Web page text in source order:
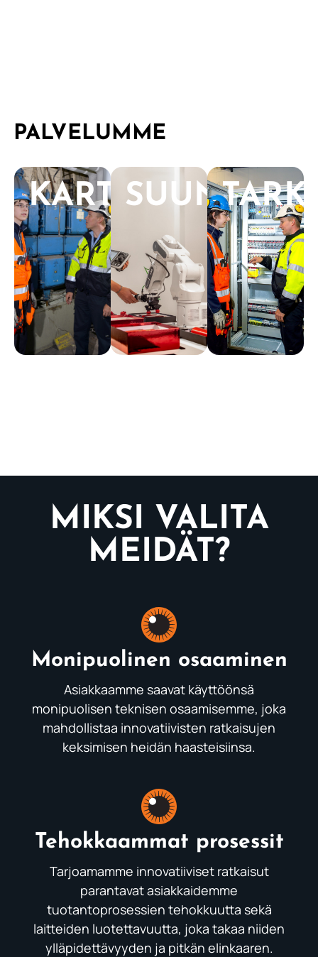
PALVELUMME
KARTOITUS
MIKSI VALITA
MEIDÄT?
Monipuolinen osaaminen
Asiakkaamme saavat käyttöönsä
monipuolisen teknisen osaamisemme, joka
mahdollistaa innovatiivisten ratkaisujen
keksimisen heidän haasteisiinsa.
Tehokkaammat prosessit
Tarjoamamme innovatiiviset ratkaisut
parantavat asiakkaidemme
tuotantoprosessien tehokkuutta sekä
laitteiden luotettavuutta, joka takaa niiden
ylläpidettävyyden ja pitkän elinkaaren.